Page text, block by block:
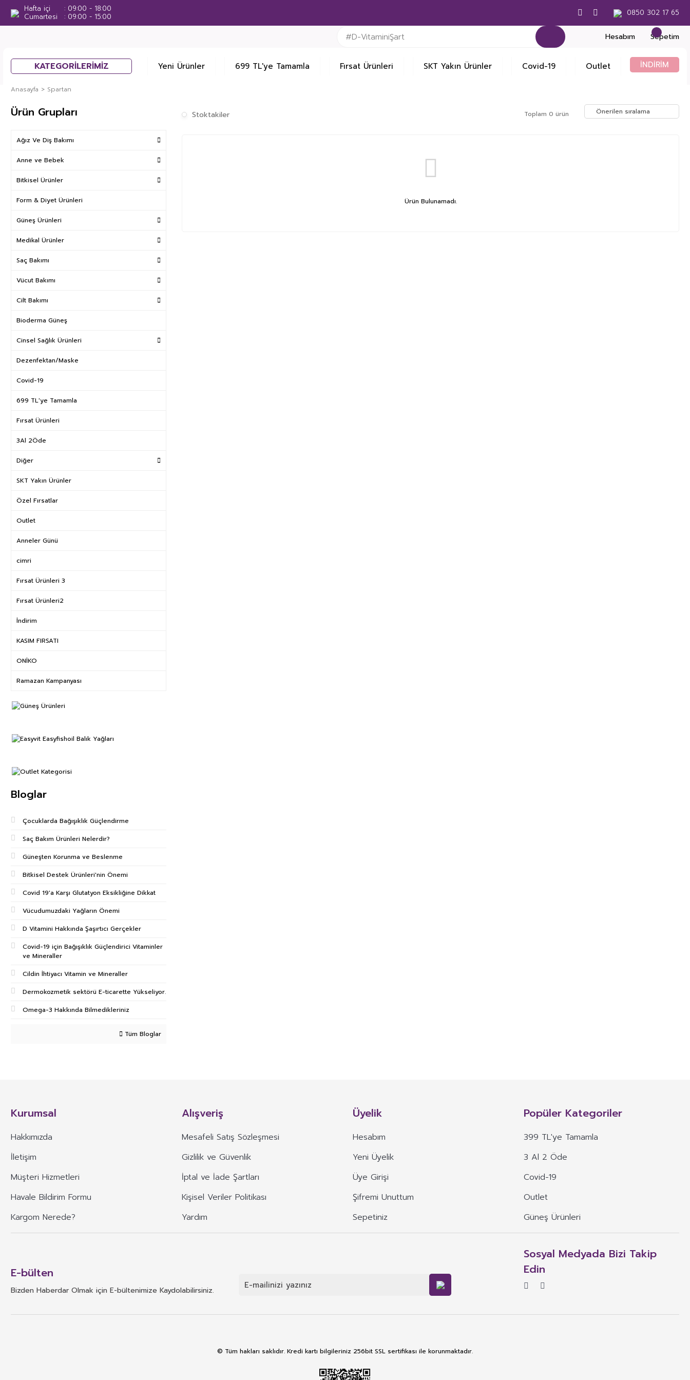
Hafta içi
09:00 - 18:00
Cumartesi
09:00 - 15:00 0850 302 17 65
Hesabım Sepetim
KATEGORİLERİMİZ Yeni Ürünler 699 TL'ye Tamamla Fırsat Ürünleri SKT Yakın Ürünler Covid-19 Outlet İNDİRİM
Anasayfa Spartan
Ürün Grupları
Ağız Ve Diş Bakımı
Anne ve Bebek
Bitkisel Ürünler
Form & Diyet Ürünleri
Güneş Ürünleri
Medikal Ürünler
Saç Bakımı
Vücut Bakımı
Cilt Bakımı
Bioderma Güneş
Cinsel Sağlık Ürünleri
Dezenfektan/Maske
Covid-19
699 TL'ye Tamamla
Fırsat Ürünleri
3Al 2Öde
Diğer
SKT Yakın Ürünler
Özel Fırsatlar
Outlet
Anneler Günü
cimri
Fırsat Ürünleri 3
Fırsat Ürünleri2
İndirim
KASIM FIRSATI
ONİKO
Ramazan Kampanyası
Bloglar
Çocuklarda Bağışıklık Güçlendirme
Saç Bakım Ürünleri Nelerdir?
Güneşten Korunma ve Beslenme
Bitkisel Destek Ürünleri'nin Önemi
Covid 19'a Karşı Glutatyon Eksikliğine Dikkat
Vücudumuzdaki Yağların Önemi
D Vitamini Hakkında Şaşırtıcı Gerçekler
Covid-19 için Bağışıklık Güçlendirici Vitaminler
ve Mineraller
Cildin İhtiyacı Vitamin ve Mineraller
Dermokozmetik sektörü E-ticarette Yükseliyor.
Omega-3 Hakkında Bilmedikleriniz
Tüm Bloglar
Stoktakiler Toplam 0 ürün
Ürün Bulunamadı.
Kurumsal
Hakkımızda
İletişim
Müşteri Hizmetleri
Havale Bildirim Formu
Kargom Nerede?
Alışveriş
Mesafeli Satış Sözleşmesi
Gizlilik ve Güvenlik
İptal ve İade Şartları
Kişisel Veriler Politikası
Yardım
Üyelik
Hesabım
Yeni Üyelik
Üye Girişi
Şifremi Unuttum
Sepetiniz
Popüler Kategoriler
399 TL'ye Tamamla
3 Al 2 Öde
Covid-19
Outlet
Güneş Ürünleri
E-bülten
Bizden Haberdar Olmak için E-bültenimize Kaydolabilirsiniz.
Sosyal Medyada Bizi Takip
Edin
© Tüm hakları saklıdır. Kredi kartı bilgileriniz 256bit SSL sertifikası ile korunmaktadır.